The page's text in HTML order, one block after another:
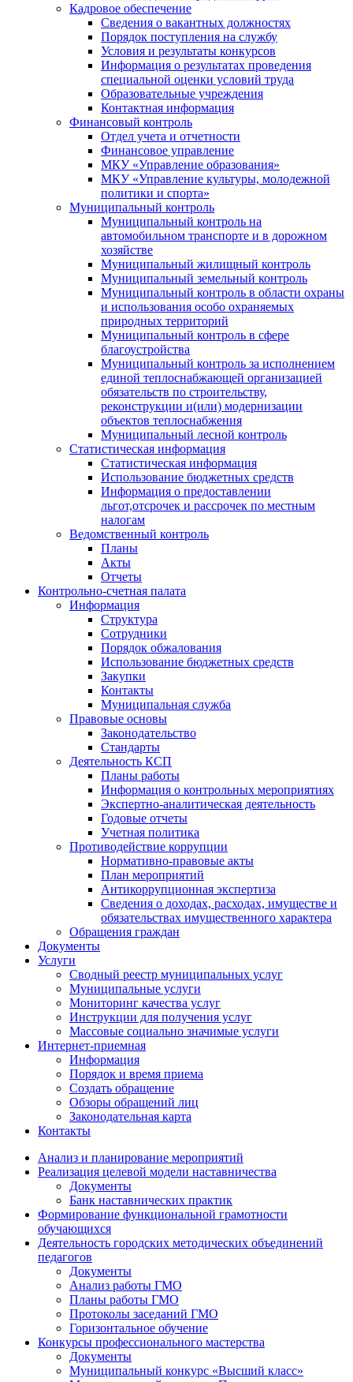
Кадровое обеспечение
Сведения о вакантных должностях
Порядок поступления на службу
Условия и результаты конкурсов
Информация о результатах проведения
специальной оценки условий труда
Образовательные учреждения
Контактная информация
Финансовый контроль
Отдел учета и отчетности
Финансовое управление
МКУ «Управление образования»
МКУ «Управление культуры, молодежной
политики и спорта»
Муниципальный контроль
Муниципальный контроль на
автомобильном транспорте и в дорожном
хозяйстве
Муниципальный жилищный контроль
Муниципальный земельный контроль
Муниципальный контроль в области охраны
и использования особо охраняемых
природных территорий
Муниципальный контроль в сфере
благоустройства
Муниципальный контроль за исполнением
единой теплоснабжающей организацией
обязательств по строительству,
реконструкции и(или) модернизации
объектов теплоснабжения
Муниципальный лесной контроль
Статистическая информация
Статистическая информация
Использование бюджетных средств
Информация о предоставлении
льгот,отсрочек и рассрочек по местным
налогам
Ведомственный контроль
Планы
Акты
Отчеты
Контрольно-счетная палата
Информация
Структура
Сотрудники
Порядок обжалования
Использование бюджетных средств
Закупки
Контакты
Муниципальная служба
Правовые основы
Законодательство
Стандарты
Деятельность КСП
Планы работы
Информация о контрольных мероприятиях
Экспертно-аналитическая деятельность
Годовые отчеты
Учетная политика
Противодействие коррупции
Нормативно-правовые акты
План мероприятий
Антикоррупционная экспертиза
Сведения о доходах, расходах, имуществе и
обязательствах имущественного характера
Обращения граждан
Документы
Услуги
Сводный реестр муниципальных услуг
Муниципальные услуги
Мониторинг качества услуг
Инструкции для получения услуг
Массовые социально значимые услуги
Интернет-приемная
Информация
Порядок и время приема
Создать обращение
Обзоры обращений лиц
Законодательная карта
Контакты
Анализ и планирование мероприятий
Реализация целевой модели наставничества
Документы
Банк наставнических практик
Формирование функциональной грамотности
обучающихся
Деятельность городских методических объединений
педагогов
Документы
Анализ работы ГМО
Планы работы ГМО
Протоколы заседаний ГМО
Горизонтальное обучение
Конкурсы профессионального мастерства
Документы
Муниципальный конкурс «Высший класс»